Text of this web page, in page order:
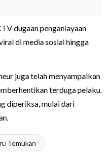
dugaan penganiayaan
di media sosial hingga
juga telah menyampaikan
terduga pelaku.
diperiksa, mulai dari
Temukan